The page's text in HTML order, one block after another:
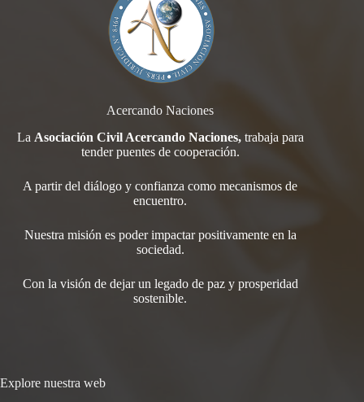
Acercando Naciones
La Asociación Civil Acercando Naciones,trabaja para
tenderpuentes de cooperación.
A partir del diálogo y confianza como mecanismos de
encuentro.
Nuestra misión es poder impactar positivamente en la
sociedad.
Con la visión de dejar un legado de paz y prosperidad
sostenible.
Explore nuestra web